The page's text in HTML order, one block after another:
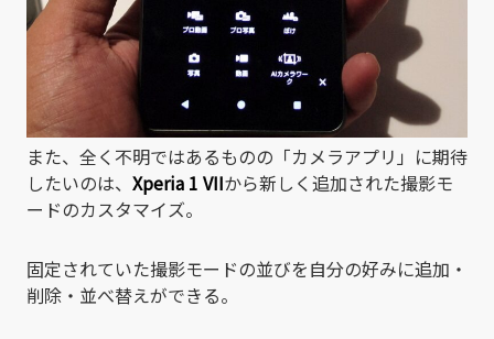
また、全く不明ではあるものの「カメラアプリ」に期待
したいのは、 Xperia 1 VIIから新しく追加された撮影モ
ードのカスタマイズ。
固定されていた撮影モードの並びを自分の好みに追加・
削除・並べ替えができる。